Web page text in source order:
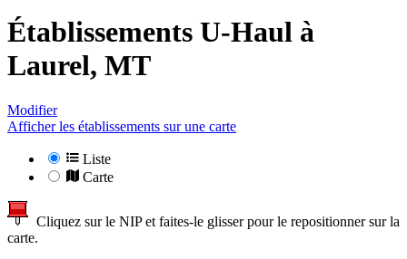
Établissements U-Haul à
Laurel, MT
Modifier
Afficher les établissements sur une carte
Liste
Carte
Cliquez sur le NIP et faites-le glisser pour le repositionner sur la
carte.